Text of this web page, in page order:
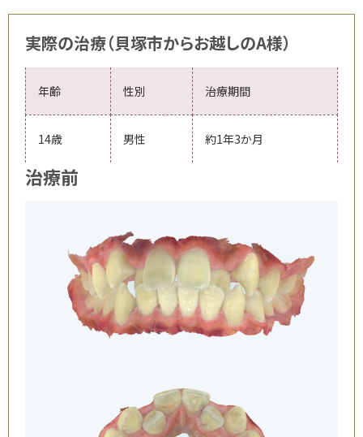
実際の治療（貝塚市からお越しのA様）
年齢 性別 治療期間
14歳 男性 約1年3か月
治療前